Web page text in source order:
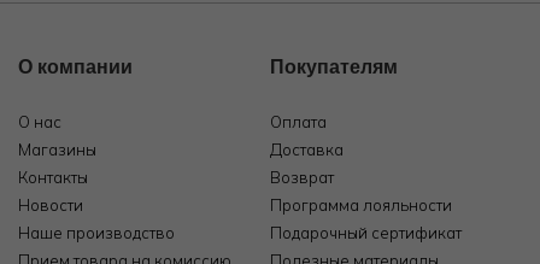
О компании
О нас
Магазины
Контакты
Новости
Наше производство
Прием товара на комиссию
Покупателям
Оплата
Доставка
Возврат
Программа лояльности
Подарочный сертификат
Полезные материалы